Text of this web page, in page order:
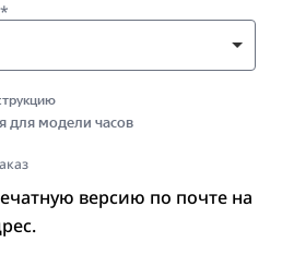
для модели часов
версию по почте на